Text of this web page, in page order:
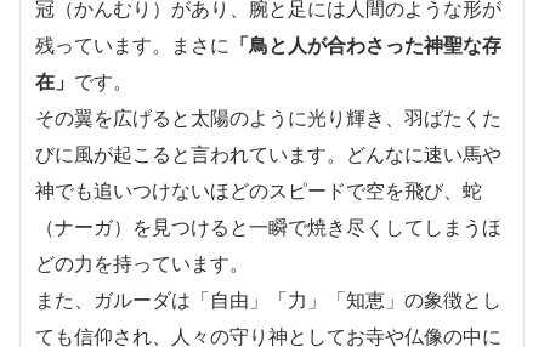
冠（かんむり）があり、腕と足には人間のような形が
残っています。まさに 「鳥と人が合わさった神聖な存
在」 です。
その翼を広げると太陽のように光り輝き、羽ばたくた
びに風が起こると言われています。どんなに速い馬や
神でも追いつけないほどのスピードで空を飛び、蛇
（ナーガ）を見つけると一瞬で焼き尽くしてしまうほ
どの力を持っています。
また、ガルーダは「自由」「力」「知恵」の象徴とし
ても信仰され、人々の守り神としてお寺や仏像の中に